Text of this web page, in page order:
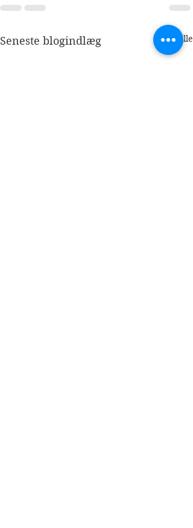
Seneste blogindlæg Se alle